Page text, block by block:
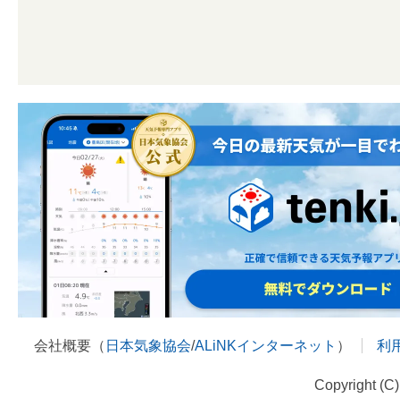
会社概要（ 日本気象協会/ALiNKインターネット ） 利
Copyright